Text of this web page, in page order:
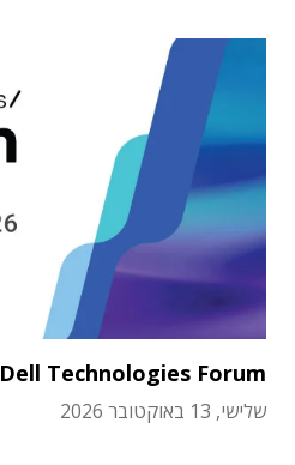
Dell Technologies Forum
שלישי, 13 באוקטובר 2026